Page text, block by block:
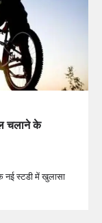
चलाने के
नई स्टडी में खुलासा